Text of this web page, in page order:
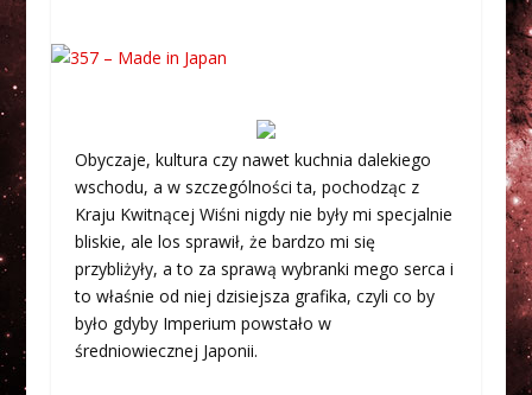
Obyczaje, kultura czy nawet kuchnia dalekiego
wschodu, a w szczególności ta, pochodząc z
Kraju Kwitnącej Wiśni nigdy nie były mi specjalnie
bliskie, ale los sprawił, że bardzo mi się
przybliżyły, a to za sprawą wybranki mego serca i
to właśnie od niej dzisiejsza grafika, czyli co by
było gdyby Imperium powstało w
średniowiecznej Japonii.